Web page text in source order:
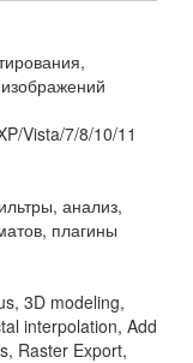
Vista/7/8/10/11
анализ,
плагины
3D modeling,
interpolation, Add
Raster Export,